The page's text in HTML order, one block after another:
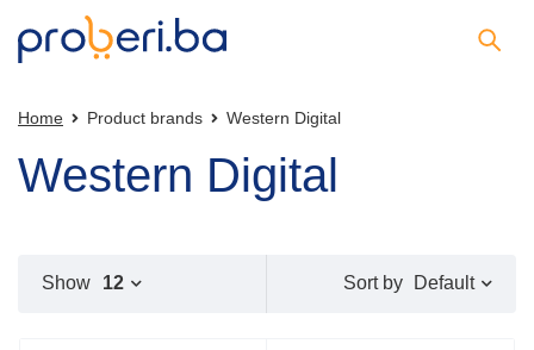
Home Product brands Western Digital
Western Digital
Sort by Default
Show 12